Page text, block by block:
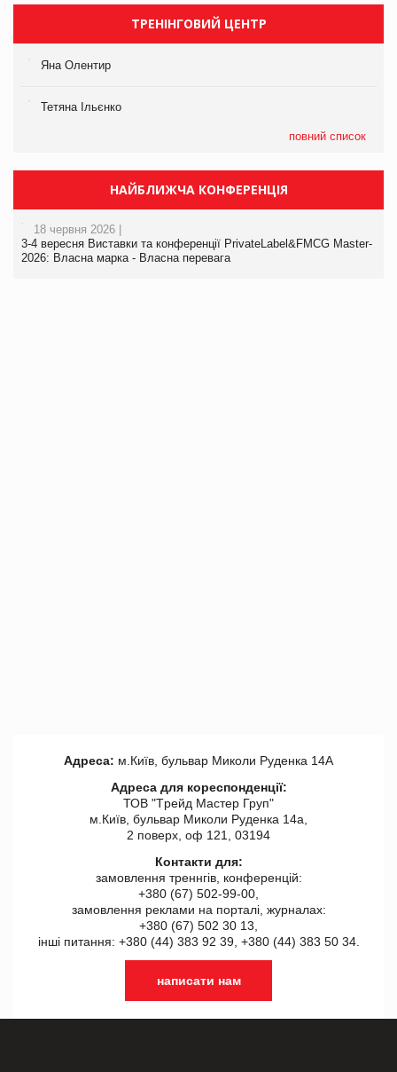
ТРЕНІНГОВИЙ ЦЕНТР
Яна Олентир
Тетяна Ільєнко
повний список
НАЙБЛИЖЧА КОНФЕРЕНЦІЯ
18 червня 2026 |
3-4 вересня Виставки та конференції PrivateLabel&FMCG Master-
2026: Власна марка - Власна перевага
Адреса: м.Київ, бульвар Миколи Руденка 14А
Адреса для кореспонденції:
ТОВ "Tрейд Мастер Груп"
м.Київ, бульвар Миколи Руденка 14а,
2 поверх, оф 121, 03194
Контакти для:
замовлення треннгів, конференцій:
+380 (67) 502-99-00,
замовлення реклами на порталі, журналах:
+380 (67) 502 30 13,
інші питання: +380 (44) 383 92 39, +380 (44) 383 50 34.
написати нам